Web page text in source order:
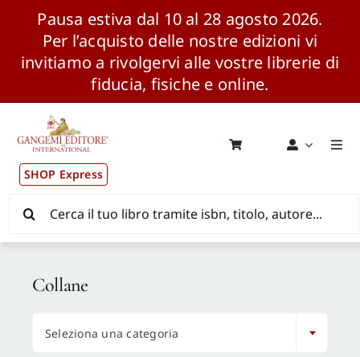
Pausa estiva dal 10 al 28 agosto 2026.
Per l’acquisto delle nostre edizioni vi
invitiamo a rivolgervi alle vostre librerie di
fiducia, fisiche e online.
contenuto
SHOP Express
Pubblicazioni
News ed Eventi
Distribuzione Wolrdwide
CONSIP / MEPA / ANVUR / CINECA
per:
Collane
Seleziona una categoria